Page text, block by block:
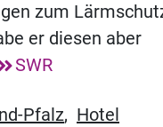
zum
er diesen aber
SWR
Pfalz, Hotel